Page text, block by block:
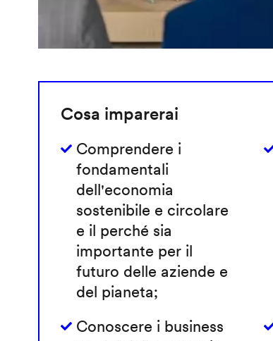
Cosa imparerai
Comprendere i
fondamentali
dell'economia
sostenibile e circolare
e il perché sia
importante per il
futuro delle aziende e
del pianeta;
Conoscere i business